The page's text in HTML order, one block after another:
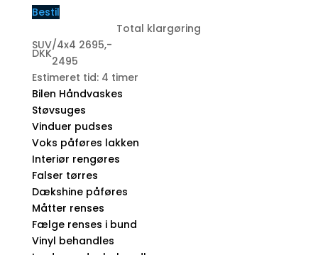
Bestil
Total klargøring
SUV/4x4 2695,-
DKK
2495
Estimeret tid: 4 timer
Bilen Håndvaskes
Støvsuges
Vinduer pudses
Voks påføres lakken
Interiør rengøres
Falser tørres
Dækshine påføres
Måtter renses
Fælge renses i bund
Vinyl behandles